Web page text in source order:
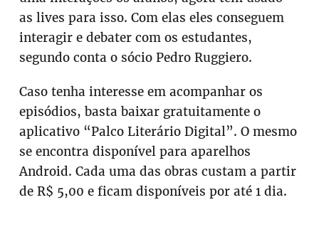
as lives para isso. Com elas eles conseguem
interagir e debater com os estudantes,
segundo conta o sócio Pedro Ruggiero.
Caso tenha interesse em acompanhar os
episódios, basta baixar gratuitamente o
aplicativo “Palco Literário Digital”. O mesmo
se encontra disponível para aparelhos
Android. Cada uma das obras custam a partir
de R$ 5,00 e ficam disponíveis por até 1 dia.